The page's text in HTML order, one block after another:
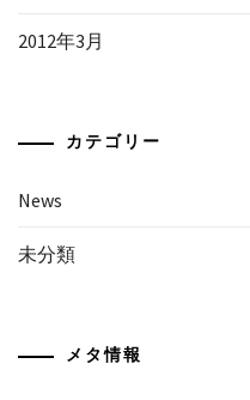
2012年3月
カテゴリー
News
未分類
メタ情報